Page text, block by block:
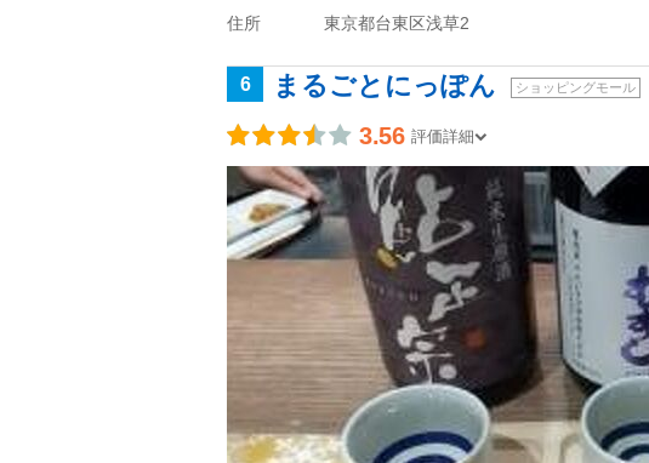
住所 東京都台東区浅草2
6 まるごとにっぽん ショッピングモール
3.56 評価詳細